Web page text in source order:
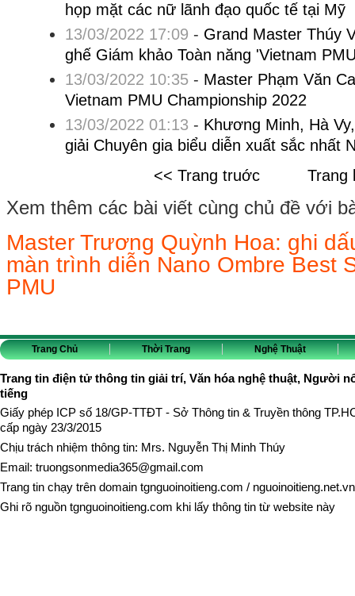
họp mặt các nữ lãnh đạo quốc tế tại Mỹ
13/03/2022 17:09 - Grand Master Thúy
ghế Giám khảo Toàn năng 'Vietnam
13/03/2022 10:35- Master Phạm Văn
Vietnam PMU Championship 2022
13/03/2022 01:13 - Khương Minh, Hà
giải Chuyên gia biểu diễn xuất sắc nhất
<< Trang truớc
Trang
Xem thêm các bài viết cùng chủ đề với
Master Trương Quỳnh Hoa: ghi
màn trình diễn Nano Ombre Best
PMU
Trang Chủ Thời Trang Nghệ Thuật
Trang tin điện tử thông tin giải trí, Văn hóa nghệ thuật, Người
tiếng
Giấy phép ICP số 18/GP-TTĐT - Sở Thông tin & Truyền thông
cấp ngày 23/3/2015
Chịu trách nhiệm thông tin: Mrs. Nguyễn Thị Minh Thúy
Email: truongsonmedia365@gmail.com
Trang tin chạy trên domain tgnguoinoitieng.com / nguoinoitieng.net.vn
Ghi rõ nguồn tgnguoinoitieng.com khi lấy thông tin từ website này